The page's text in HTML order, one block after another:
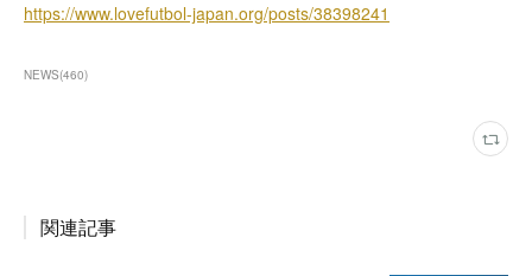
https://www.lovefutbol-japan.org/posts/38398241
NEWS(460)
関連記事